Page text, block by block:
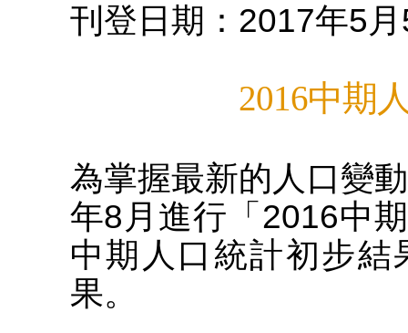
刊登日期：2017年5
2016中期
為掌握最新的人口變
年8月進行「2016中
中期人口統計初步
果。